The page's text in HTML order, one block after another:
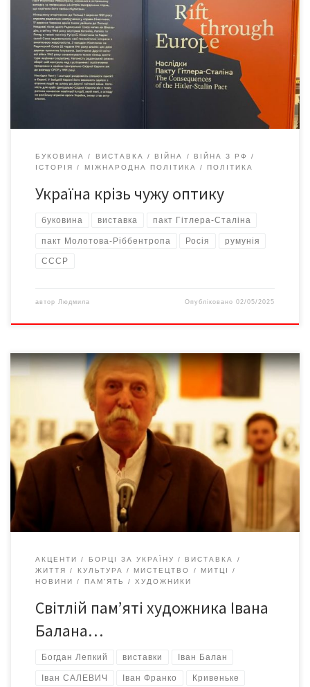
Поки що саме так сприймає нас світ, бо московія донесла і до
Європи, і до Америки вкрадену в нас історію, подавши її, як
свою, а ми, українці, досі цього не спростували. Без активної
участі України світ і далі сприйматиме нас крізь чужу оптику. У
цьому вкотре переконалася на виставці «Шрам […]
БУКОВИНА ВИСТАВКА ВІЙНА
ВІЙНА З РФ
ІСТОРІЯ
МІЖНАРОДНА ПОЛІТИКА ПОЛІТИКА
Україна крізь чужу оптику
буковина виставка пакт Гітлера-Сталіна
пакт Молотова-Ріббентропа Росія румунія
СССР
автор Людмила Опубліковано02/05/2025
22 квітня 2025-го у Чернівецькому художньому музеї
відкрилася виставка, присвячена світлій пам’яті заслуженого
художника України Івана Балана (02.08.1941 – 06.03.2025).
Експозиція триватиме протягом місяця та включає 19
живописних полотен і 18 екслібрисів, що репрезентують
ключові етапи творчого шляху митця. Також представлені
вибрані книжкові видання, оформлені або ілюстровані Іваном
Баланом, які […]
АКЦЕНТИ БОРЦІ ЗА УКРАЇНУ
ВИСТАВКА
ЖИТТЯ
КУЛЬТУРА МИСТЕЦТВО
МИТЦІ
НОВИНИ
ПАМ’ЯТЬ ХУДОЖНИКИ
Світлій пам’яті художника Івана
Балана…
Богдан Лепкий виставки Іван Балан
Іван САЛЕВИЧ Іван Франко Кривеньке